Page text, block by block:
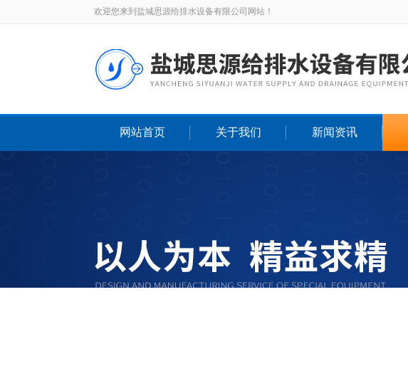
欢迎您来到盐城思源给排水设备有限公司网站！
网站首页 关于我们 新闻资讯